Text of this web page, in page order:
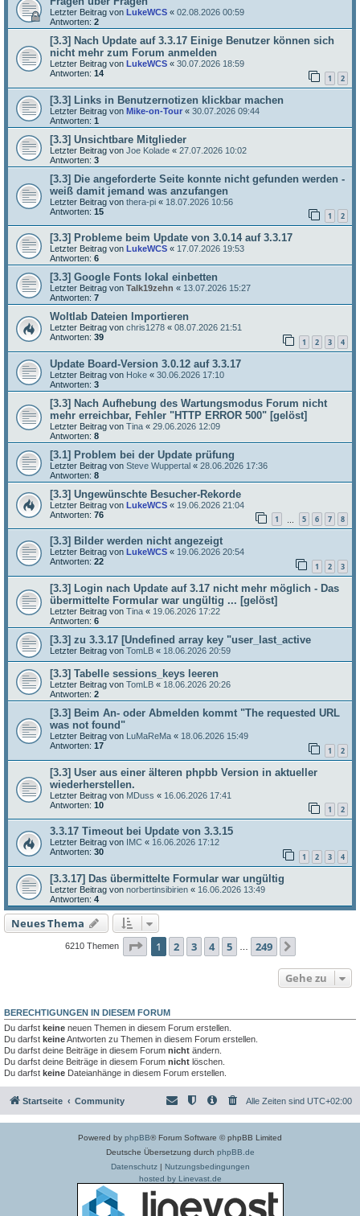
Letzter Beitrag von LukeWCS « 02.08.2026 00:59
Antworten: 2
[3.3] Nach Update auf 3.3.17 Einige Benutzer können sich
nicht mehr zum Forum anmelden
Letzter Beitrag von LukeWCS « 30.07.2026 18:59
Antworten: 14 1 2
[3.3] Links in Benutzernotizen klickbar machen
Letzter Beitrag von Mike-on-Tour « 30.07.2026 09:44
Antworten: 1
[3.3] Unsichtbare Mitglieder
Letzter Beitrag von Joe Kolade « 27.07.2026 10:02
Antworten: 3
[3.3] Die angeforderte Seite konnte nicht gefunden werden -
weiß damit jemand was anzufangen
Letzter Beitrag von thera-pi « 18.07.2026 10:56
Antworten: 15 1 2
[3.3] Probleme beim Update von 3.0.14 auf 3.3.17
Letzter Beitrag von LukeWCS « 17.07.2026 19:53
Antworten: 6
[3.3] Google Fonts lokal einbetten
Letzter Beitrag von Talk19zehn « 13.07.2026 15:27
Antworten: 7
Woltlab Dateien Importieren
Letzter Beitrag von chris1278 « 08.07.2026 21:51
Antworten: 39 1 2 3 4
Update Board-Version 3.0.12 auf 3.3.17
Letzter Beitrag von Hoke « 30.06.2026 17:10
Antworten: 3
[3.3] Nach Aufhebung des Wartungsmodus Forum nicht
mehr erreichbar, Fehler "HTTP ERROR 500" [gelöst]
Letzter Beitrag von Tina « 29.06.2026 12:09
Antworten: 8
[3.1] Problem bei der Update prüfung
Letzter Beitrag von Steve Wuppertal « 28.06.2026 17:36
Antworten: 8
[3.3] Ungewünschte Besucher-Rekorde
Letzter Beitrag von LukeWCS « 19.06.2026 21:04
Antworten: 76 1 5 6 7 8
[3.3] Bilder werden nicht angezeigt
Letzter Beitrag von LukeWCS « 19.06.2026 20:54
Antworten: 22 1 2 3
[3.3] Login nach Update auf 3.17 nicht mehr möglich - Das
übermittelte Formular war ungültig ... [gelöst]
Letzter Beitrag von Tina « 19.06.2026 17:22
Antworten: 6
[3.3] zu 3.3.17 [Undefined array key "user_last_active
Letzter Beitrag von TomLB « 18.06.2026 20:59
[3.3] Tabelle sessions_keys leeren
Letzter Beitrag von TomLB « 18.06.2026 20:26
Antworten: 2
[3.3] Beim An- oder Abmelden kommt "The requested URL
was not found"
Letzter Beitrag von LuMaReMa « 18.06.2026 15:49
Antworten: 17 1 2
[3.3] User aus einer älteren phpbb Version in aktueller
wiederherstellen.
Letzter Beitrag von MDuss « 16.06.2026 17:41
Antworten: 10 1 2
3.3.17 Timeout bei Update von 3.3.15
Letzter Beitrag von IMC « 16.06.2026 17:12
Antworten: 30 1 2 3 4
[3.3.17] Das übermittelte Formular war ungültig
Letzter Beitrag von norbertinsibirien « 16.06.2026 13:49
Antworten: 4
Neues Thema
6210 Themen Seite 1von 249
1 2 3 4 5 249
Gehe zu
BERECHTIGUNGEN IN DIESEM FORUM
Du darfst keine neuen Themen in diesem Forum erstellen.
Du darfst keineAntworten zu Themen in diesem Forum erstellen.
Du darfst deine Beiträge in diesem Forum nicht ändern.
Du darfst deine Beiträge in diesem Forum nicht löschen.
Du darfst keine Dateianhänge in diesem Forum erstellen.
Startseite Community Alle Zeiten sind UTC+02:00
Powered by phpBB® Forum Software © phpBB Limited
Deutsche Übersetzung durch phpBB.de
Datenschutz| Nutzungsbedingungen
hosted by Linevast.de